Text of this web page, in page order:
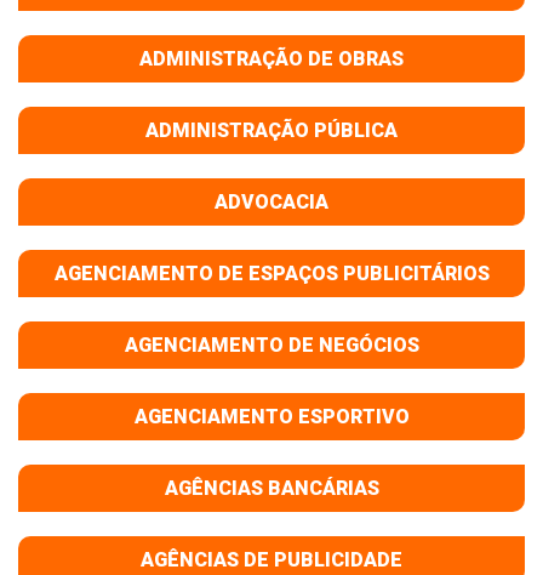
ADMINISTRAÇÃO DE OBRAS
ADMINISTRAÇÃO PÚBLICA
ADVOCACIA
AGENCIAMENTO DE ESPAÇOS PUBLICITÁRIOS
AGENCIAMENTO DE NEGÓCIOS
AGENCIAMENTO ESPORTIVO
AGÊNCIAS BANCÁRIAS
AGÊNCIAS DE PUBLICIDADE